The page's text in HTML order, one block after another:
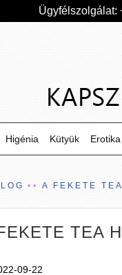
Ügyfélszolgálat:
Higénia Kütyük Erotika
A FEKETE
TEA
09-22